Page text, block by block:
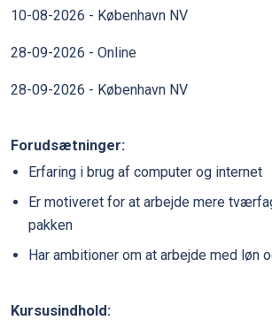
10-08-2026 - København NV
28-09-2026 - Online
28-09-2026 - København NV
Forudsætninger:
Erfaring i brug af computer og internet
Er motiveret for at arbejde mere
pakken
Har ambitioner om at arbejde med løn
Kursusindhold: